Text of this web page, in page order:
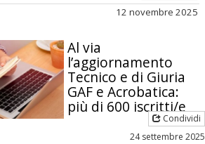
12 novembre 2025
Al via
l’aggiornamento
Tecnico e di Giuria
GAF e Acrobatica:
più di 600 iscritti/e
Condividi
24 settembre 2025